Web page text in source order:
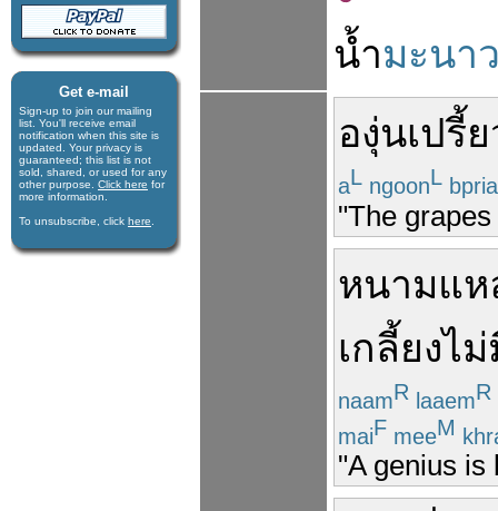
Get e-mail
Sign-up to join our mail­ing
list. You'll receive e­mail
notification when this site is
updated. Your privacy is
guaran­teed; this list is not
sold, shared, or used for any
other purpose. Click here for
more infor­mation.
To unsubscribe, click here
น้ำมะนา
องุ่นเปรี้
aL ngoonL
"The
หนามแ
เกลี้ยงไม่
naamR laaemR
maiF meeM
"A genius is